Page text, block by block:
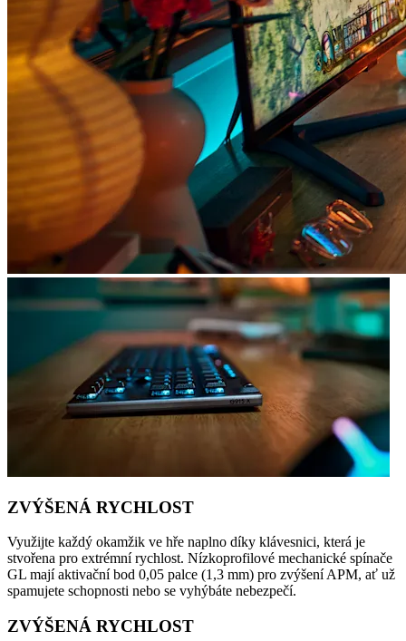
ZVÝŠENÁ RYCHLOST
Využijte každý okamžik ve hře naplno díky klávesnici, která je
stvořena pro extrémní rychlost. Nízkoprofilové mechanické spínače
GL mají aktivační bod 0,05 palce (1,3 mm) pro zvýšení APM, ať už
spamujete schopnosti nebo se vyhýbáte nebezpečí.
ZVÝŠENÁ RYCHLOST